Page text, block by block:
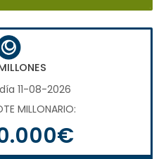
11-08-2026
MILLONARIO: